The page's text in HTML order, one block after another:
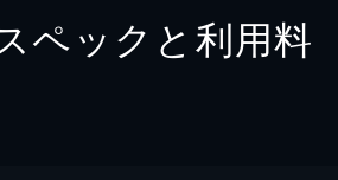
ペックと利用料